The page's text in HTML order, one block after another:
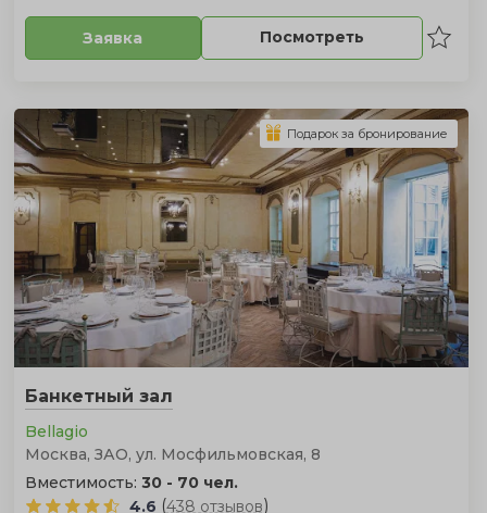
Заявка Посмотреть
Банкетный зал
Bellagio
Москва, ЗАО, ул. Мосфильмовская, 8
Вместимость: 30 - 70 чел.
4.6 (438 отзывов)
Подарок за бронирование